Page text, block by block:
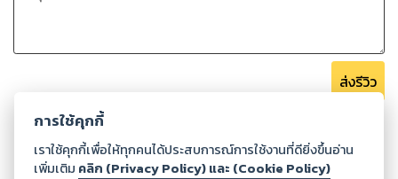
ส่งรีวิว
การใช้คุกกี้
เราใช้คุกกี้เพื่อให้ทุกคนได้ประสบการณ์การใช้งานที่ดียิ่งขึ้นอ่าน
เพิ่มเติม คลิก (Privacy Policy) และ (Cookie Policy)